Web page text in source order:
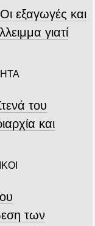
εξαγωγές και
γιατί
του
και
των